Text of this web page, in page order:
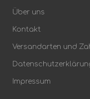
Über uns
Kontakt
Versandarten und
Impressum